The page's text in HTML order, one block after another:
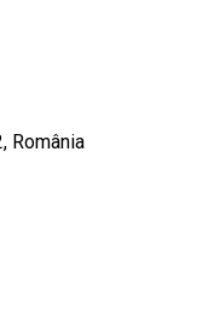
România